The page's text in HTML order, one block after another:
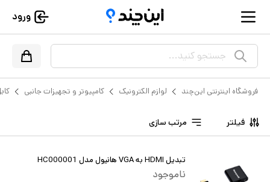
ورود
جستجو کنید...
فروشگاه اینترنتی این‌چند لوازم الکترونیک کامپیوتر و تجهیزات جانبی
فیلتر مرتب سازی
تبدیل HDMI به VGA هانیول مدل HC000001
ناموجود